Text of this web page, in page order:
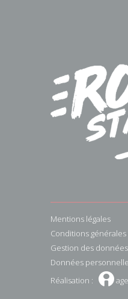
Mentions légales
Conditions
Gestion des
Données
Réalisation : W